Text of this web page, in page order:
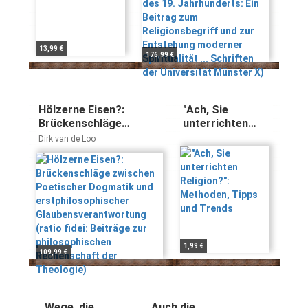
13,99 €
moderner Spiritualität
... Schriften der
Universität Münster X)
176,99 €
Hölzerne Eisen?:
Brückenschläge
zwischen Poetischer
Dogmatik und
erstphilosophischer
Glaubensverantwortung
(ratio fidei: Beiträge zur
philosophischen
Rechenschaft der
Theologie)
Dirk van de Loo
109,99 €
"Ach, Sie
unterrichten
Methoden, Tipps
und Trends
1,99 €